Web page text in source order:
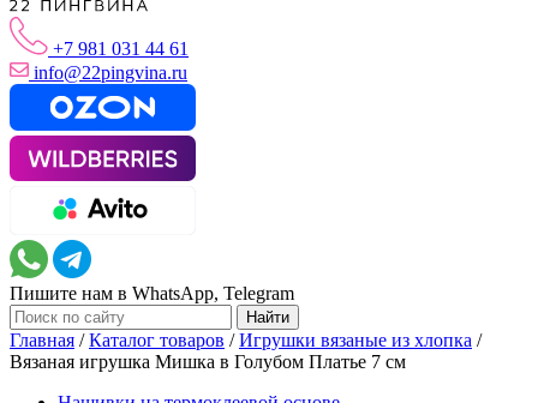
+7 981 031 44 61
info@22pingvina.ru
Пишите нам в WhatsApp, Telegram
Главная /Каталог товаров /Игрушки вязаные из хлопка /
Вязаная игрушка Мишка в Голубом Платье 7 см